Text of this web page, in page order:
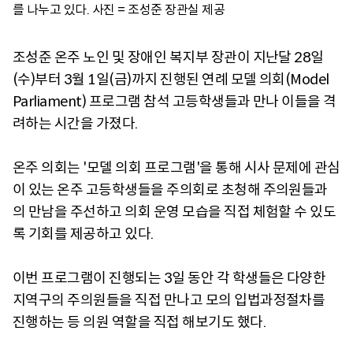
를 나누고 있다. 사진 = 조성준 장관실 제공
조성준 온주 노인 및 장애인 복지부 장관이 지난달 28일
(수)부터 3월 1일(금)까지 진행된 연례 모델 의회(Model
Parliament) 프로그램 참석 고등학생들과 만나 이들을 격
려하는 시간을 가졌다.
온주 의회는 '모델 의회 프로그램'을 통해 시사 문제에 관심
이 있는 온주 고등학생들을 주의회로 초청해 주의원들과
의 만남을 주선하고 의회 운영 모습을 직접 체험할 수 있도
록 기회를 제공하고 있다.
이번 프로그램이 진행되는 3일 동안 각 학생들은 다양한
지역구의 주의원들을 직접 만나고 모의 입법과정절차를
진행하는 등 의원 역할을 직접 해보기도 했다.